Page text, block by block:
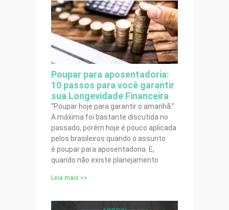
Poupar para aposentadoria:
10 passos para você garantir
sua Longevidade Financeira
“Poupar hoje para garantir o amanhã.”
A máxima foi bastante discutida no
passado, porém hoje é pouco aplicada
pelos brasileiros quando o assunto
é poupar para aposentadoria. E,
quando não existe planejamento
Leia mais >>